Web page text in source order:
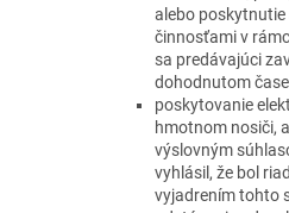
alebo poskytnutie
činnosťami v
sa predávajúci
dohodnutom
poskytovanie
hmotnom nosiči,
výslovným
vyhlásil, že bol
vyjadrením tohto